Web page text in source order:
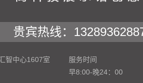
贵宾热线：
智中心1607室
服务时间
早8:00-晚24：00